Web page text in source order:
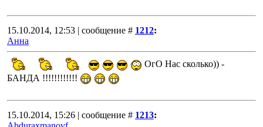
15.10.2014, 12:53 | сообщение # 1212:
Анна
ОгО Нас сколько)) -
БАНДА !!!!!!!!!!!!
15.10.2014, 15:26 | сообщение # 1213: